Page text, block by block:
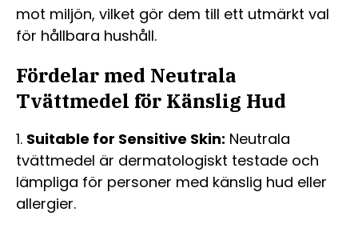
mot miljön, vilket gör dem till ett utmärkt val
för hållbara hushåll.
Fördelar med Neutrala
Tvättmedel för Känslig Hud
1. Suitable for Sensitive Skin: Neutrala
tvättmedel är dermatologiskt testade och
lämpliga för personer med känslig hud eller
allergier.